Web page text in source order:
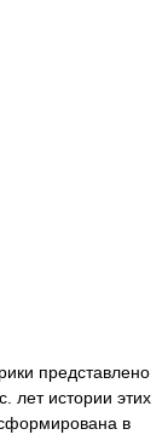
представлено
лет истории этих
в